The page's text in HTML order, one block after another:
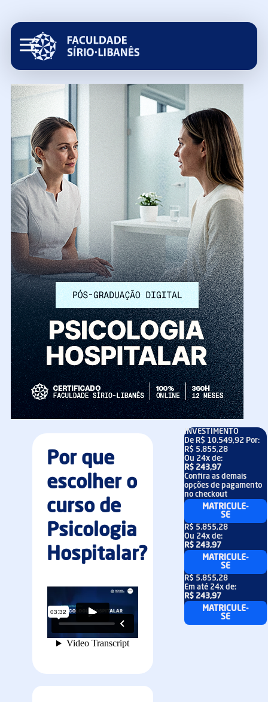
Por que
escolher o
curso de
Psicologia
Hospitalar?
INVESTIMENTO
De R$ 10.549,92 Por:
R$ 5.855,28
Ou 24x de:
R$ 243,97
Confira as demais
opções de pagamento
no checkout
MATRICULE-
SE
R$ 5.855,28
Ou 24x de:
R$ 243,97
MATRICULE-
SE
R$ 5.855,28
Em até 24x de:
R$ 243,97
MATRICULE-
SE